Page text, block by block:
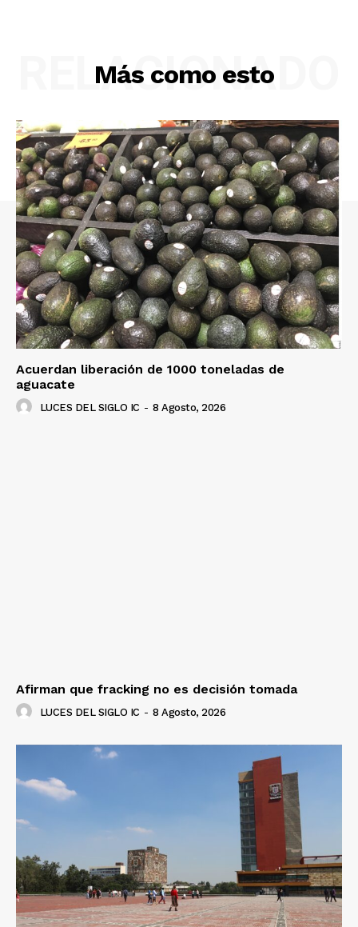
Más como esto
RELACIONADO
Acuerdan liberación de 1000 toneladas de
aguacate
LUCES DEL SIGLO IC - 8 Agosto, 2026
Afirman que fracking no es decisión tomada
LUCES DEL SIGLO IC - 8 Agosto, 2026